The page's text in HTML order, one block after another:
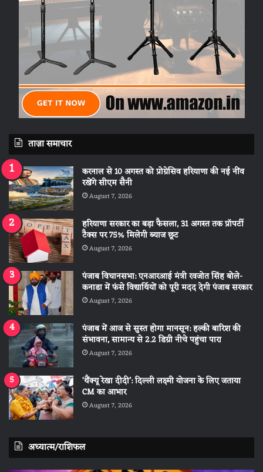
ताज़ा समाचार
करनाल से 10 अगस्त को प्रोग्रेसिव हरियाणा की नई नींव
रखेंगे सीएम सैनी
August 7, 2026
हरियाणा सरकार का बड़ा फैसला, 31 अगस्त तक प्रॉपर्टी
टैक्स पर 75% मिलेगी ब्याज छूट
August 7, 2026
पंजाब विधानसभा: एनआरआई मंत्री रवजोत सिंह बोले-
कनाडा में फंसे विद्यार्थियों को पूरी मदद देगी पंजाब सरकार
August 7, 2026
पंजाब में आज से सुस्त होगा मानसून: हल्की बारिश की
संभावना, सामान्य से 2.2 डिग्री नीचे पहुंचा पारा
August 7, 2026
‘थैंक्यू रेखा दीदी’: दिल्ली लक्ष्मी योजना के लिए जताया
CM का आभार
August 7, 2026
अध्यात्म/राशिफल